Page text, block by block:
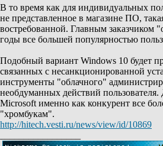
В то время как для индивидуальных
не представленное в магазине ПО,
востребованной. Главным заказчиком
годы все большей популярностью
Подобный вариант Windows 10 будет
связанных с несанкционированной
инструменты "облачного"
необдуманных действий
Microsoft именно как конкурент все
"хромбукам".
http://hitech.vesti.ru/news/view/id/10869